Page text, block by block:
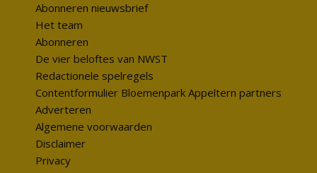
Abonneren nieuwsbrief
Het team
Abonneren
De vier beloftes van NWST
Redactionele spelregels
Contentformulier Bloemenpark Appeltern partners
Adverteren
Algemene voorwaarden
Disclaimer
Privacy